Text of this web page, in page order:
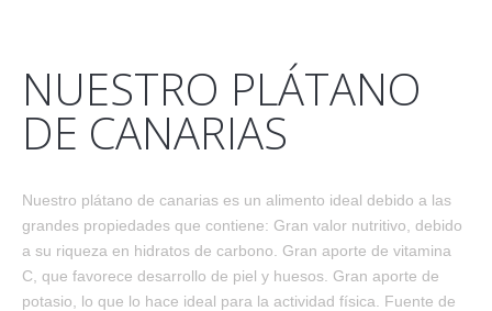
NUESTRO PLÁTANO
DE CANARIAS
Nuestro plátano de canarias es un alimento ideal debido a las
grandes propiedades que contiene: Gran valor nutritivo, debido
a su riqueza en hidratos de carbono. Gran aporte de vitamina
C, que favorece desarrollo de piel y huesos. Gran aporte de
potasio, lo que lo hace ideal para la actividad física. Fuente de